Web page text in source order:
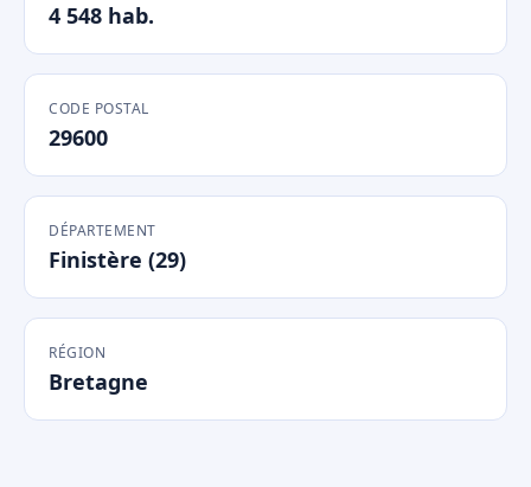
4 548 hab.
CODE POSTAL
29600
DÉPARTEMENT
Finistère (29)
RÉGION
Bretagne